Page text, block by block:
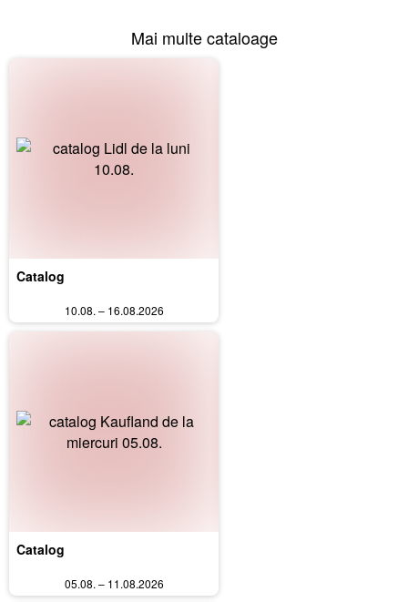
Mai multe cataloage
Catalog
10.08. – 16.08.2026
Catalog
05.08. – 11.08.2026